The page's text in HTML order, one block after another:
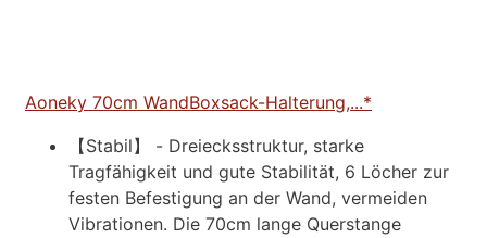
Aoneky 70cm WandBoxsack-Halterung,...*
【Stabil】 - Dreiecksstruktur, starke
Tragfähigkeit und gute Stabilität, 6 Löcher zur
festen Befestigung an der Wand, vermeiden
Vibrationen. Die 70cm lange Querstange